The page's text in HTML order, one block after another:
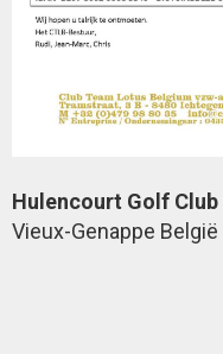
Hulencourt Golf Club
Vieux-Genappe België